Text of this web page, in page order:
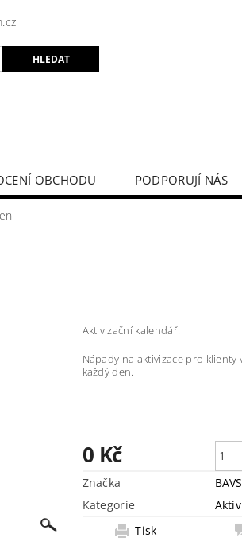
OBCHODU PODPORUJÍ NÁS
Aktivizační kalendář.
Nápady na aktivizace pro
každý den.
0 Kč
Značka
Kategorie
Tisk